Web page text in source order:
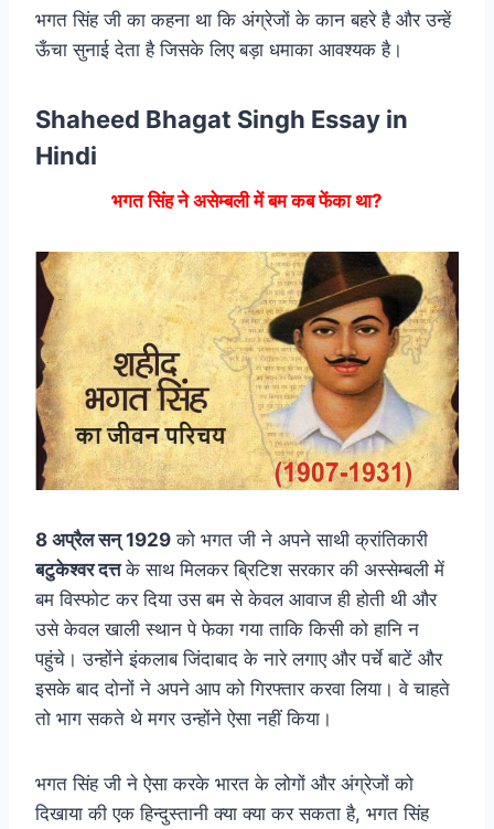
भगत सिंह जी का कहना था कि अंग्रेजों के कान बहरे है और उन्हें
ऊँचा सुनाई देता है जिसके लिए बड़ा धमाका आवश्यक है।
Shaheed Bhagat Singh Essay in
Hindi
भगत सिंह ने असेम्बली में बम कब फेंका था?
8 अप्रैल सन् 1929 को भगत जी ने अपने साथी क्रांतिकारी
बटुकेश्वर दत्तके साथ मिलकर ब्रिटिश सरकार की अस्सेम्बली में
बम विस्फोट कर दिया उस बम से केवल आवाज ही होती थी और
उसे केवल खाली स्थान पे फेका गया ताकि किसी को हानि न
पहुंचे। उन्होंने इंकलाब जिंदाबाद के नारे लगाए और पर्चे बाटें और
इसके बाद दोनों ने अपने आप को गिरफ्तार करवा लिया। वे चाहते
तो भाग सकते थे मगर उन्होंने ऐसा नहीं किया।
भगत सिंह जी ने ऐसा करके भारत के लोगों और अंग्रेजों को
दिखाया की एक हिन्दुस्तानी क्या क्या कर सकता है, भगत सिंह